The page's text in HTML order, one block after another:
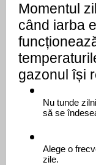
Momentul
când iarba
gazonul își
Nu tunde
să se
Alege o
zile.